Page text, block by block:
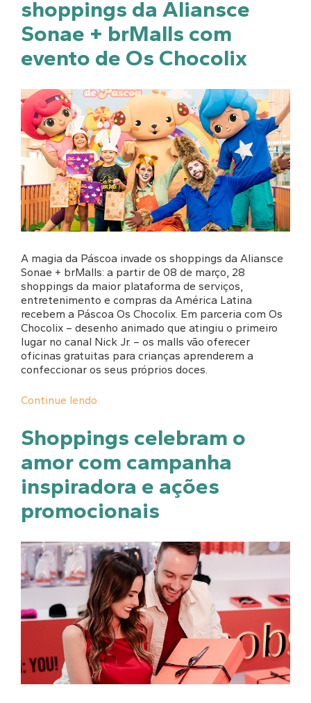
shoppings da Aliansce
Sonae + brMalls com
evento de Os Chocolix
A magia da Páscoa invade os shoppings da Aliansce
Sonae + brMalls: a partir de 08 de março, 28
shoppings da maior plataforma de serviços,
entretenimento e compras da América Latina
recebem a Páscoa Os Chocolix. Em parceria com Os
Chocolix – desenho animado que atingiu o primeiro
lugar no canal Nick Jr. – os malls vão oferecer
oficinas gratuitas para crianças aprenderem a
confeccionar os seus próprios doces.
Continue lendo
Shoppings celebram o
amor com campanha
inspiradora e ações
promocionais